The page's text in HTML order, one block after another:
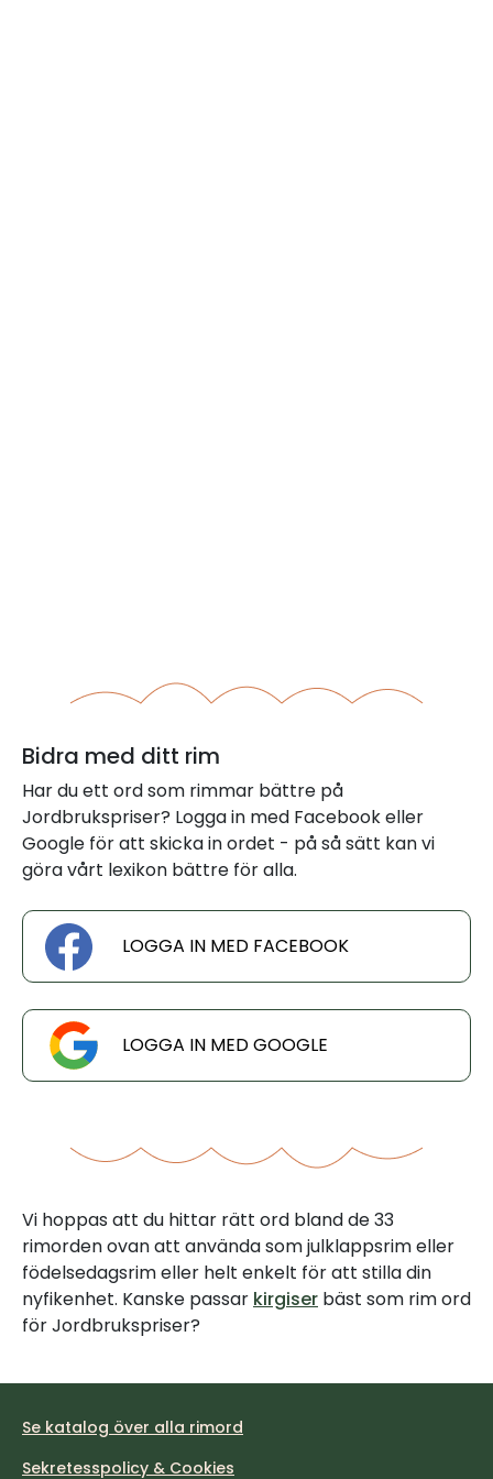
Bidra med ditt rim
Har du ett ord som rimmar bättre på
Jordbrukspriser? Logga in med Facebook eller
Google för att skicka in ordet - på så sätt kan vi
göra vårt lexikon bättre för alla.
LOGGA IN MED FACEBOOK
LOGGA IN MED GOOGLE
Vi hoppas att du hittar rätt ord bland de 33
rimorden ovan att använda som julklappsrim eller
födelsedagsrim eller helt enkelt för att stilla din
nyfikenhet. Kanske passar kirgiser bäst som rim ord
för Jordbrukspriser?
Se katalog över alla rimord
Sekretesspolicy & Cookies